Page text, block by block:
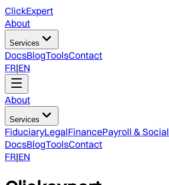
ClickExpert
About
Services
DocsBlogToolsContact
FR|EN
About
Services
FiduciaryLegalFinancePayroll & Social
DocsBlogToolsContact
FR|EN